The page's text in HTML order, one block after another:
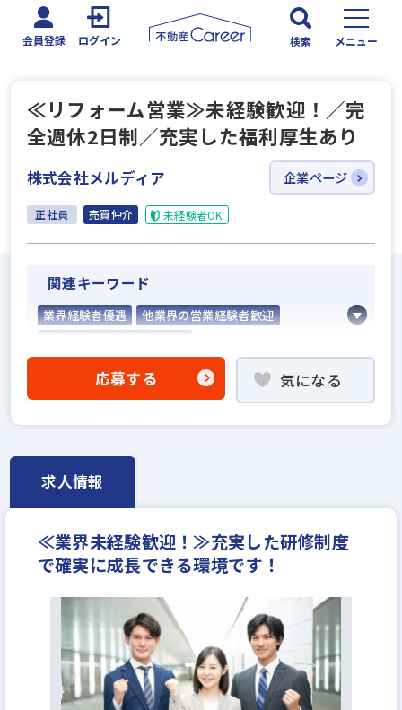
会員登録 ログイン 検索 メニュー
≪リフォーム営業≫未経験歓迎！／完
全週休2日制／充実した福利厚生あり
株式会社メルディア 企業ページ
正社員 売買仲介 未経験者OK
関連キーワード
業界経験者優遇
他業界の営業経験者歓迎
ローン業務経験者歓迎
賃貸仲介の店長経験者歓迎
社宅・家賃補助あり
年収400万円
応募する 気になる
求人情報
≪業界未経験歓迎！≫充実した研修制度
で確実に成長できる環境です！